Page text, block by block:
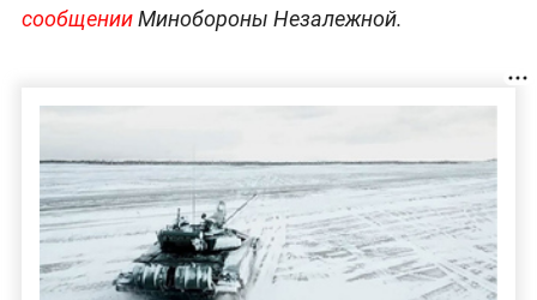
сообщенииМинобороны Незалежной.